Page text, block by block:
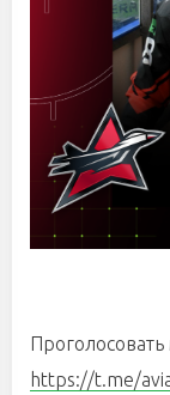
https://t.me/